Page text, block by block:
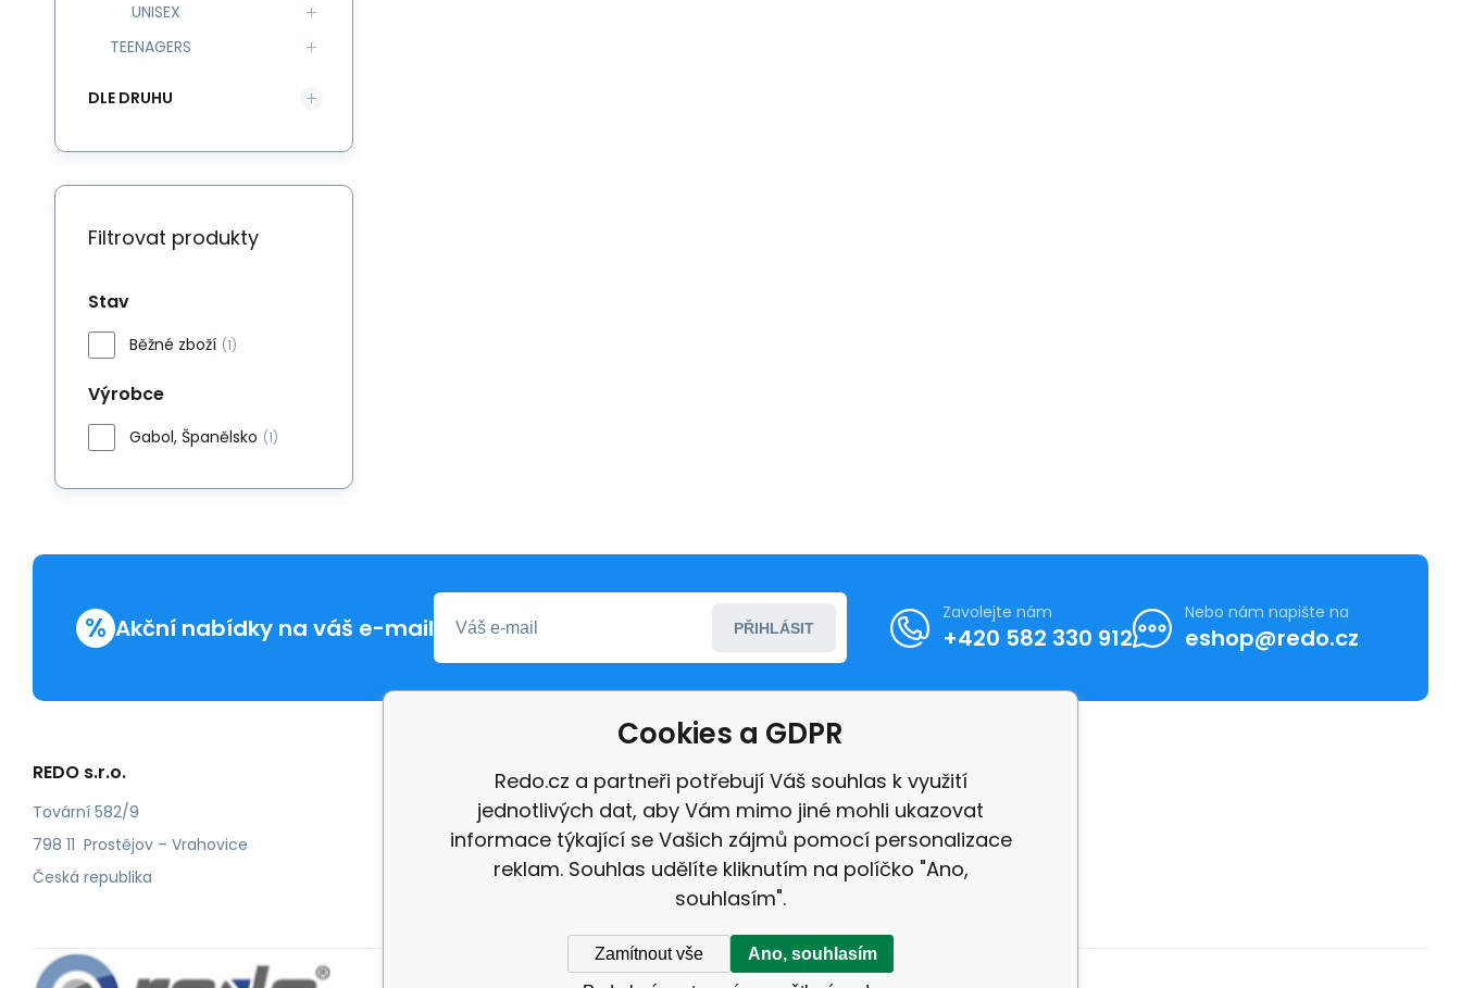
UNISEX
TEENAGERS
DLE DRUHU
Filtrovat produkty
Stav
Běžné zboží (1)
Výrobce
Gabol, Španělsko (1)
% Akční nabídky na váš e-mail PŘIHLÁSIT
Zavolejte nám
+420 582 330 912
Nebo nám napište na
eshop@redo.cz
REDO s.r.o.
Tovární 582/9
798 11 Prostějov – Vrahovice
Česká republika
Další informace
Reklamace
Recenze
Cookies a GDPR
Redo.cz a partneři potřebují Váš souhlas k využití
jednotlivých dat, aby Vám mimo jiné mohli ukazovat
informace týkající se Vašich zájmů pomocí personalizace
reklam. Souhlas udělíte kliknutím na políčko "Ano,
souhlasím".
Zamítnout vše Ano, souhlasím